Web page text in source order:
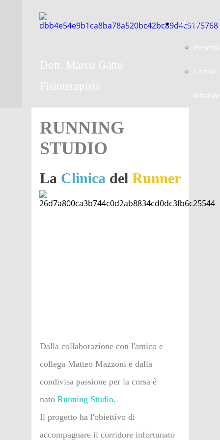
Dott. Marco Gatto
Fisioterapista
Chi sono
La mia
missione
RUNNING
STUDIO
La Clinica del Runner
Dalla collaborazione con l'amico e
collega Matteo Mazzoni e dalla
condivisa passione per la corsa è
nato Running Studio.
Il progetto ha l'obiettivo di
accompagnare il corridore infortunato